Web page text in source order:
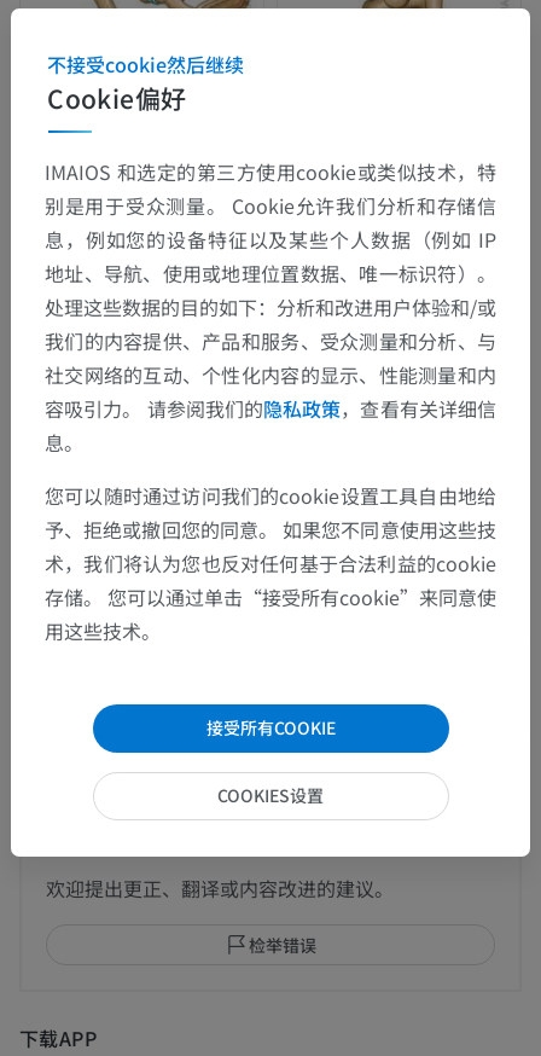
解剖层次
人体解剖学2
人体解剖学1
系统解剖学> 关节> 颅骨连结 > 颅骨纤维连结>
颅骨韧带联合> 听小骨关节>
底层结构： 这个解剖部位没有子结构
人体神经解剖学
动物的比较解剖学
欢迎提出更正、翻译或内容改进的建议。
检举错误
下载APP
Cookie偏好
不接受cookie然后继续
IMAIOS 和选定的第三方使用cookie或类似技术，特
别是用于受众测量。 Cookie允许我们分析和存储信
息，例如您的设备特征以及某些个人数据（例如 IP
地址、导航、使用或地理位置数据、唯一标识符）。
处理这些数据的目的如下：分析和改进用户体验和/或
我们的内容提供、产品和服务、受众测量和分析、与
社交网络的互动、个性化内容的显示、性能测量和内
容吸引力。 请参阅我们的隐私政策，查看有关详细信
息。
您可以随时通过访问我们的cookie设置工具自由地给
予、拒绝或撤回您的同意。 如果您不同意使用这些技
术，我们将认为您也反对任何基于合法利益的cookie
存储。 您可以通过单击“接受所有cookie”来同意使
用这些技术。
接受所有COOKIE
COOKIES设置